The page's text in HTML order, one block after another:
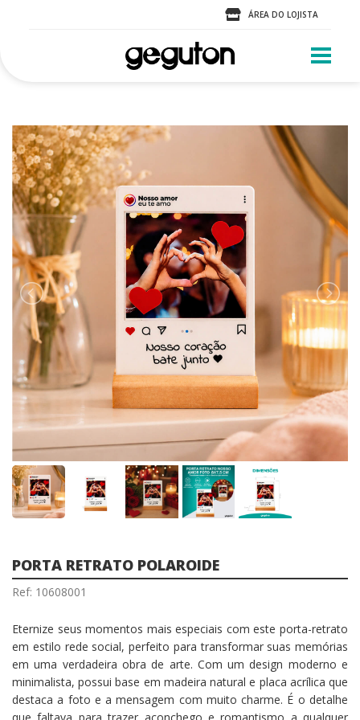
ÁREA DO LOJISTA
PORTA RETRATO POLAROIDE
Ref: 10608001
Eternize seus momentos mais especiais com este porta-retrato
em estilo rede social, perfeito para transformar suas memórias
em uma verdadeira obra de arte. Com um design moderno e
minimalista, possui base em madeira natural e placa acrílica que
destaca a foto e a mensagem com muito charme. É o detalhe
que faltava para trazer aconchego e romantismo a qualquer